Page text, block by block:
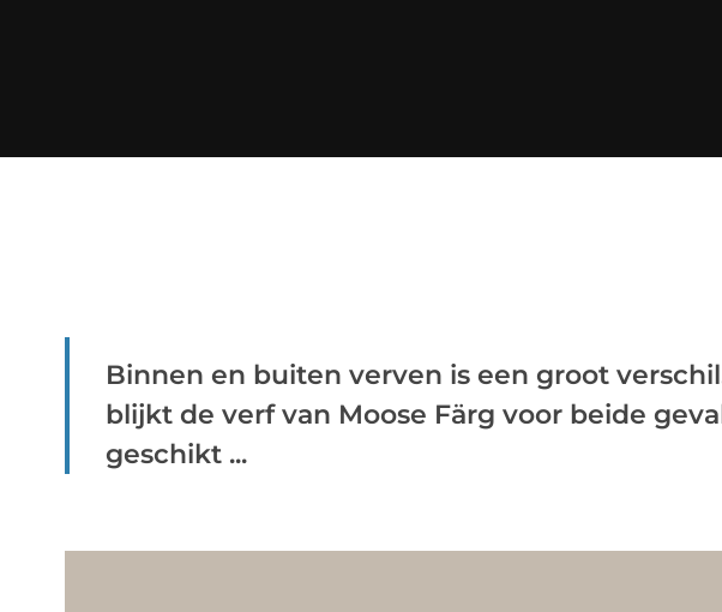
Binnen en buiten verven is een groot
blijkt de verf van Moose Färg voor beide
geschikt ...